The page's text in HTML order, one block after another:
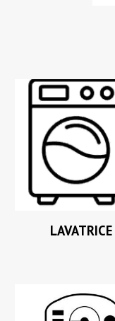
LAVATRICE